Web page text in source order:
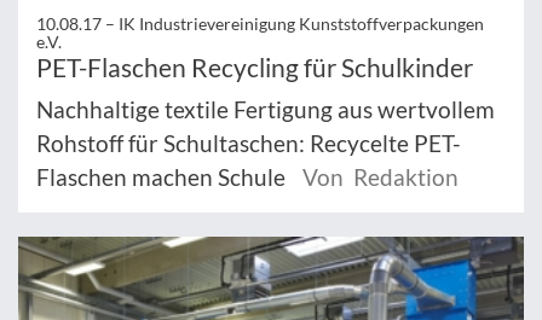
10.08.17 – IK Industrievereinigung Kunststoffverpackungen
e.V.
PET-Flaschen Recycling für Schulkinder
Nachhaltige textile Fertigung aus wertvollem
Rohstoff für Schultaschen: Recycelte PET-
Flaschen machen Schule
Von Redaktion